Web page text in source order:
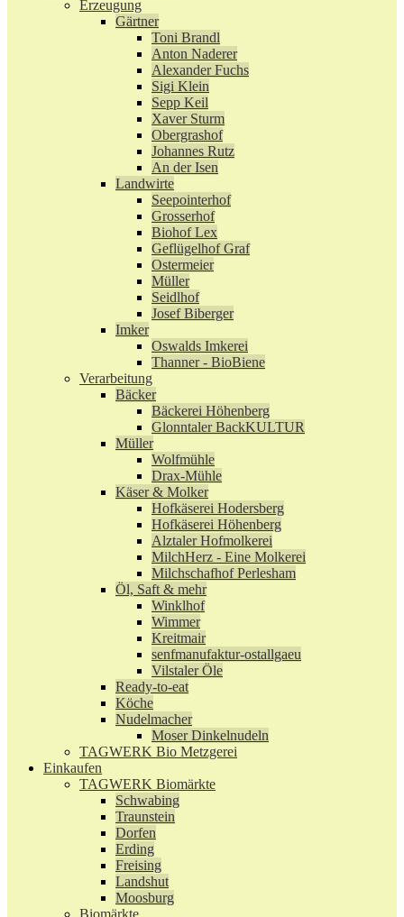
Erzeugung
Gärtner
Toni Brandl
Anton Naderer
Alexander Fuchs
Sigi Klein
Sepp Keil
Xaver Sturm
Obergrashof
Johannes Rutz
An der Isen
Landwirte
Seepointerhof
Grosserhof
Biohof Lex
Geflügelhof Graf
Ostermeier
Müller
Seidlhof
Josef Biberger
Imker
Oswalds Imkerei
Thanner - BioBiene
Verarbeitung
Bäcker
Bäckerei Höhenberg
Glonntaler BackKULTUR
Müller
Wolfmühle
Drax-Mühle
Käser & Molker
Hofkäserei Hodersberg
Hofkäserei Höhenberg
Alztaler Hofmolkerei
MilchHerz - Eine Molkerei
Milchschafhof Perlesham
Öl, Saft & mehr
Winklhof
Wimmer
Kreitmair
senfmanufaktur-ostallgaeu
Vilstaler Öle
Ready-to-eat
Köche
Nudelmacher
Moser Dinkelnudeln
TAGWERK Bio Metzgerei
Einkaufen
TAGWERK Biomärkte
Schwabing
Traunstein
Dorfen
Erding
Freising
Landshut
Moosburg
Biomärkte